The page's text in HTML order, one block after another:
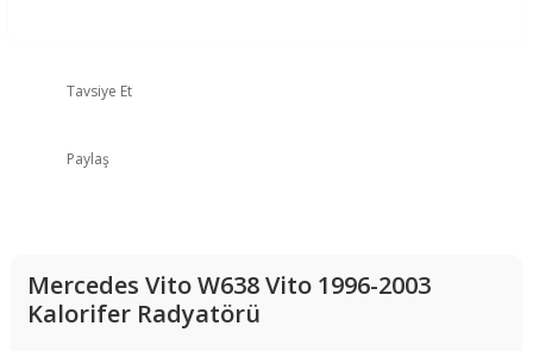
Tavsiye Et
Paylaş
Mercedes Vito W638 Vito 1996-2003
Kalorifer Radyatörü